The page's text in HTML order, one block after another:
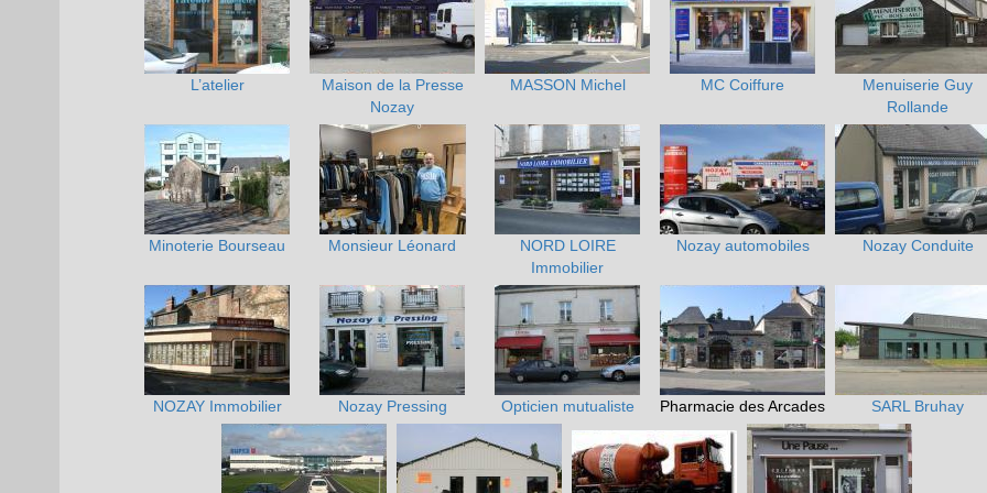
L’atelier
Maison de la Presse
Nozay
MASSON Michel MC Coiffure
Menuiserie Guy
Rollande
Minoterie Bourseau Monsieur Léonard
NORD LOIRE
Immobilier
Nozay automobiles Nozay Conduite
NOZAY Immobilier Nozay Pressing Opticien mutualiste Pharmacie des Arcades SARL Bruhay